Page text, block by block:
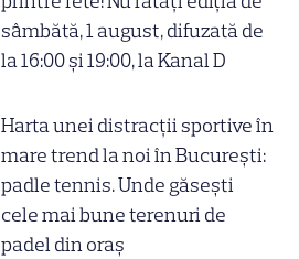
sâmbătă, 1 august, difuzată de
la 16:00 și 19:00, la Kanal D
Harta unei distracții sportive în
mare trend la noi în București:
padle tennis. Unde găsești
cele mai bune terenuri de
padel din oraș